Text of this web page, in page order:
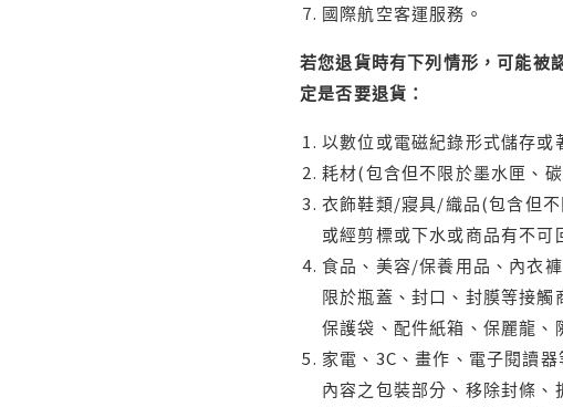
國際航空客運服務。
若您退貨時有下列情形，可能被
定是否要退貨：
以數位或電磁紀錄形式儲存
耗材(包含但不限於墨水匣、
衣飾鞋類/寢具/織品(包含但
或經剪標或下水或商品有不可
食品、美容/保養用品、內衣
限於瓶蓋、封口、封膜等接
保護袋、配件紙箱、保麗龍、
家電、3C、畫作、電子閱讀
內容之包裝部分、移除封條